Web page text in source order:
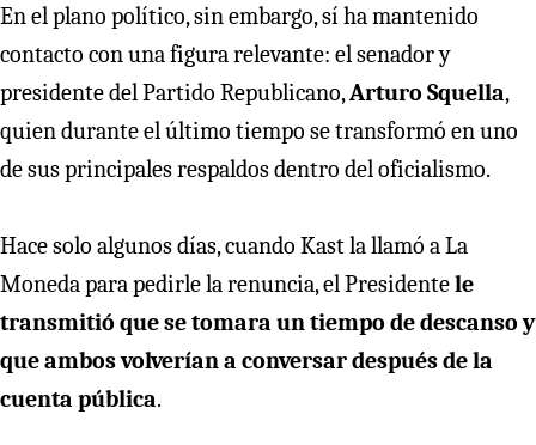
En el plano político, sin embargo, sí ha mantenido
contacto con una figura relevante: el senador y
presidente del Partido Republicano,Arturo Squella,
quien durante el último tiempo se transformó en uno
de sus principales respaldos dentro del oficialismo.
Hace solo algunos días, cuando Kast la llamó a La
Moneda para pedirle la renuncia, el Presidentele
transmitió que se tomara un tiempo de descanso y
que ambos volverían a conversar después de la
cuenta pública.